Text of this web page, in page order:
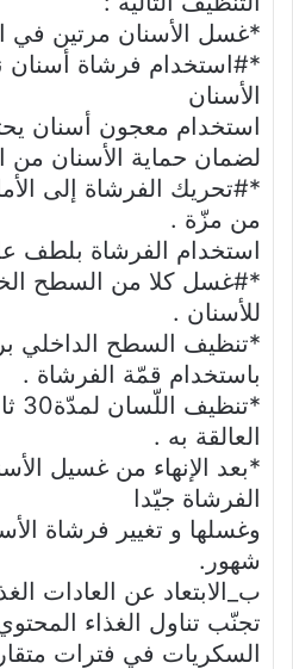
*غسل الأسنان مرتين في
*#استخدام فرشاة أسنان
الأسنان
استخدام معجون أسنان
لضمان حماية الأسنان
*#تحريك الفرشاة إلى
من مزّة .
استخدام الفرشاة بلطف
*#غسل كلا من السطح
للأسنان .
*تنظيف السطح الداخلي
باستخدام قمّة الفرشاة .
العالقة به .
*بعد الإنهاء من غسيل
الفرشاة جيّدا
شهور.
ب_الابتعاد عن العادات
تجنّب تناول الغذاء
السكريات في فترات